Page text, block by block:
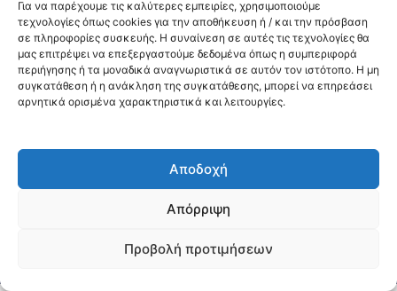
Για να παρέχουμε τις καλύτερες εμπειρίες, χρησιμοποιούμε
τεχνολογίες όπως cookies για την αποθήκευση ή / και την πρόσβαση
σε πληροφορίες συσκευής. Η συναίνεση σε αυτές τις τεχνολογίες θα
μας επιτρέψει να επεξεργαστούμε δεδομένα όπως η συμπεριφορά
περιήγησης ή τα μοναδικά αναγνωριστικά σε αυτόν τον ιστότοπο. Η μη
συγκατάθεση ή η ανάκληση της συγκατάθεσης, μπορεί να επηρεάσει
αρνητικά ορισμένα χαρακτηριστικά και λειτουργίες.
Αποδοχή
Απόρριψη
Προβολή προτιμήσεων
Αίτηση – Υπεύθυνη Δήλωση Υπόχρεου Προσωπικού
Ιατρού.
Αίτηση – Υπεύθυνη Δήλωση Προσωπικού Ιατρού επί
θητεία.
ΦΕΚ 6984/Β/19-12-2024.
@2026 3ype.gr All rights reserved
Πολιτική Προστασίας Δεδομένων
Θεσσαλονίκη, ΕλλάδαΤηλ: +30 2311 226 200
03153 Website Visits: 1596592